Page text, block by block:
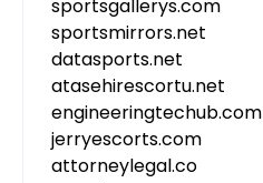
sportsgallerys.com
sportsmirrors.net
datasports.net
atasehirescortu.net
engineeringtechub.com
jerryescorts.com
attorneylegal.co